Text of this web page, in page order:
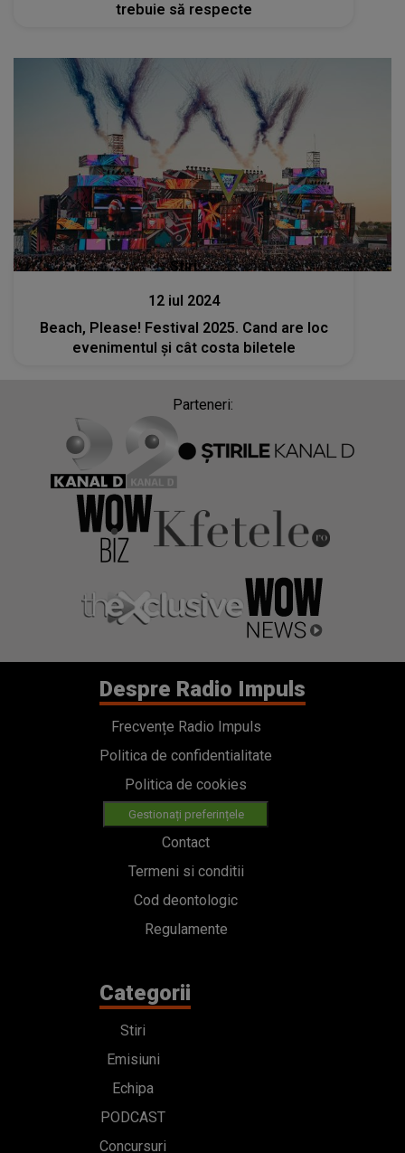
trebuie să respecte
Stiri
12 iul 2024
Beach, Please! Festival 2025. Cand are loc
evenimentul și cât costa biletele
Parteneri:
Despre Radio Impuls
Frecvențe Radio Impuls
Politica de confidentialitate
Politica de cookies
Gestionați preferințele
Contact
Termeni si conditii
Cod deontologic
Regulamente
Categorii
Stiri
Emisiuni
Echipa
PODCAST
Concursuri